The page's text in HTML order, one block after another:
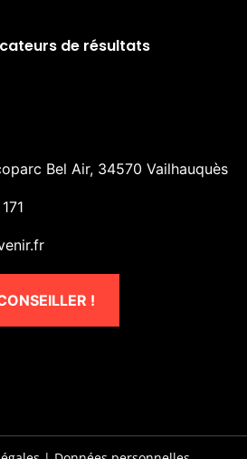
de résultats​
Bel Air, 34570 Vailhauquès
!